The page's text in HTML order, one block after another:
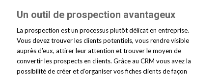
Un outil de prospection avantageux
La prospection est un processus plutôt délicat en entreprise.
Vous devez trouver les clients potentiels, vous rendre visible
auprès d’eux, attirer leur attention et trouver le moyen de
convertir les prospects en clients. Grâce au CRM vous avez la
possibilité de créer et d’organiser vos fiches clients de façon